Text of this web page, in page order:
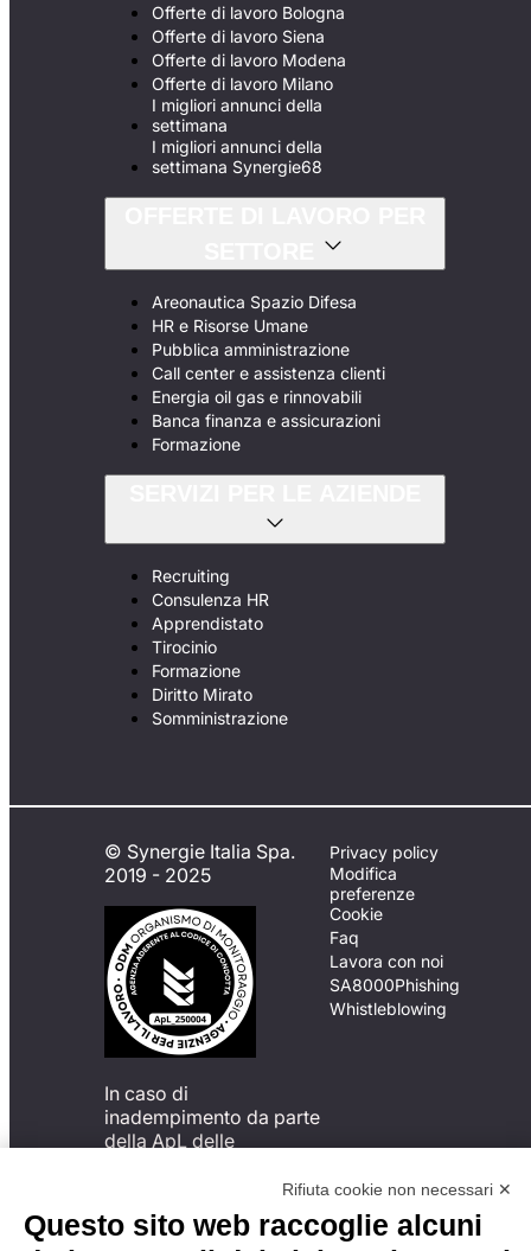
Offerte di lavoro Bologna
Offerte di lavoro Siena
Offerte di lavoro Modena
Offerte di lavoro Milano
I migliori annunci della
settimana
I migliori annunci della
settimana Synergie68
Areonautica Spazio Difesa
HR e Risorse Umane
Pubblica amministrazione
Call center e assistenza clienti
Energia oil gas e rinnovabili
Banca finanza e assicurazioni
Formazione
Recruiting
Consulenza HR
Apprendistato
Tirocinio
Formazione
Diritto Mirato
Somministrazione
© Synergie Italia Spa.
2019 - 2025
In caso di
inadempimento da parte
della ApL delle
del Codice di Condotta, è
possibile presentare un
reclamo
Privacy policy
Modifica
preferenze
Cookie
Faq
Lavora con noi
SA8000Phishing
Whistleblowing
Rifiuta cookie non necessari ✕
Questo sito web raccoglie alcuni